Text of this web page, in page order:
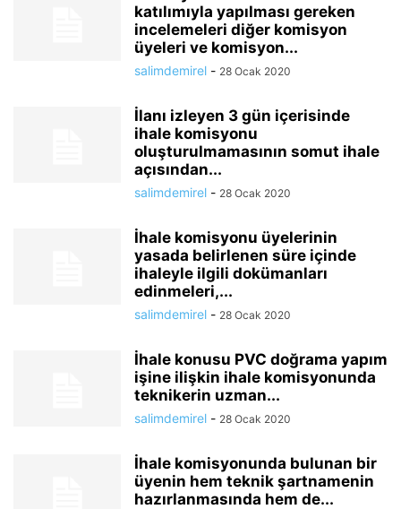
katılımıyla yapılması gereken
incelemeleri diğer komisyon
üyeleri ve komisyon...
salimdemirel - 28 Ocak 2020
İlanı izleyen 3 gün içerisinde
ihale komisyonu
oluşturulmamasının somut ihale
açısından...
salimdemirel - 28 Ocak 2020
İhale komisyonu üyelerinin
yasada belirlenen süre içinde
ihaleyle ilgili dokümanları
edinmeleri,...
salimdemirel - 28 Ocak 2020
İhale konusu PVC doğrama yapım
işine ilişkin ihale komisyonunda
teknikerin uzman...
salimdemirel - 28 Ocak 2020
İhale komisyonunda bulunan bir
üyenin hem teknik şartnamenin
hazırlanmasında hem de...